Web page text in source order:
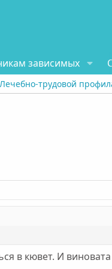
зависимых
Лечебно-трудовой
в кювет. И